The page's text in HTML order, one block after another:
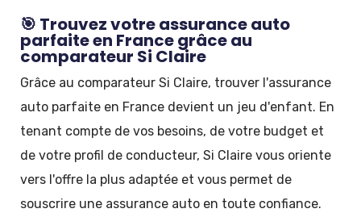
🎯 Trouvez votre assurance auto
parfaite en France grâce au
comparateur Si Claire
Grâce au comparateur Si Claire, trouver l'assurance
auto parfaite en France devient un jeu d'enfant. En
tenant compte de vos besoins, de votre budget et
de votre profil de conducteur, Si Claire vous oriente
vers l'offre la plus adaptée et vous permet de
souscrire une assurance auto en toute confiance.